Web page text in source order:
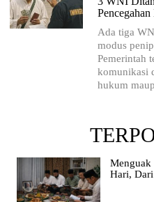
Ada tiga
modus
Pemerintah
komunikasi
hukum
Menguak
Hari,